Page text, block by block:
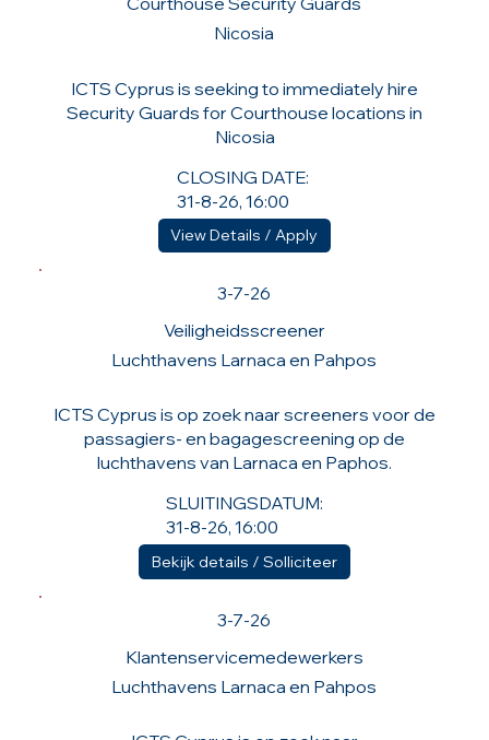
Nicosia
ICTS Cyprus is seeking to immediately hire
Security Guards for Courthouse locations in
Nicosia
CLOSING DATE:
31-8-26, 16:00
View Details / Apply
3-7-26
Veiligheidsscreener
Luchthavens Larnaca en Pahpos
ICTS Cyprus is op zoek naar screeners voor de
passagiers- en bagagescreening op de
luchthavens van Larnaca en Paphos.
SLUITINGSDATUM:
31-8-26, 16:00
Bekijk details / Solliciteer
3-7-26
Klantenservicemedewerkers
Luchthavens Larnaca en Pahpos